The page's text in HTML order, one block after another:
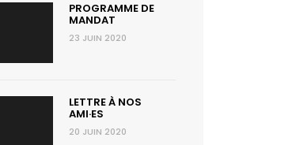
PROGRAMME DE
MANDAT
23 JUIN 2020
LETTRE À NOS
AMI·ES
20 JUIN 2020